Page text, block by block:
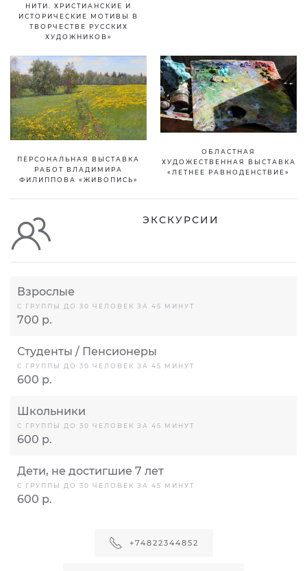
НИТИ. ХРИСТИАНСКИЕ И
ИСТОРИЧЕСКИЕ МОТИВЫ В
ТВОРЧЕСТВЕ РУССКИХ
ХУДОЖНИКОВ»
ПЕРСОНАЛЬНАЯ ВЫСТАВКА
РАБОТ ВЛАДИМИРА
ФИЛИППОВА «ЖИВОПИСЬ»
ОБЛАСТНАЯ
ХУДОЖЕСТВЕННАЯ ВЫСТАВКА
«ЛЕТНЕЕ РАВНОДЕНСТВИЕ»
ЭКСКУРСИИ
Взрослые
С ГРУППЫ ДО 30 ЧЕЛОВЕК ЗА 45 МИНУТ
700 р.
Студенты / Пенсионеры
С ГРУППЫ ДО 30 ЧЕЛОВЕК ЗА 45 МИНУТ
600 р.
Школьники
С ГРУППЫ ДО 30 ЧЕЛОВЕК ЗА 45 МИНУТ
600 р.
Дети, не достигшие 7 лет
С ГРУППЫ ДО 30 ЧЕЛОВЕК ЗА 45 МИНУТ
600 р.
+74822344852